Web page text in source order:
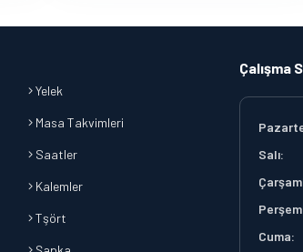
Yelek
Masa Takvimleri
Saatler
Kalemler
Tşört
Çalışma
Salı:
Cuma: